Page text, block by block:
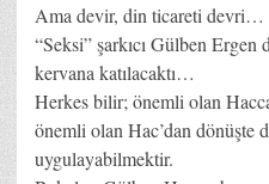
Ama devir, din ticareti devri…
“Seksi” şarkıcı Gülben
kervana katılacaktı…
Herkes bilir; önemli olan
önemli olan Hac’dan dönüşte
uygulayabilmektir.